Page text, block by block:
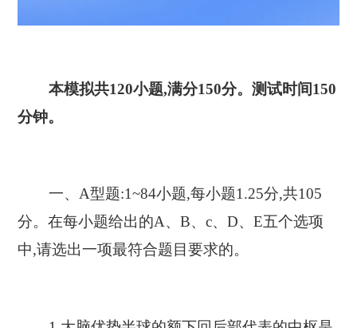
本模拟共120小题,满分150分。测试时间150
分钟。
一、A型题:1~84小题,每小题1.25分,共105
分。在每小题给出的A、B、c、D、E五个选项
中,请选出一项最符合题目要求的。